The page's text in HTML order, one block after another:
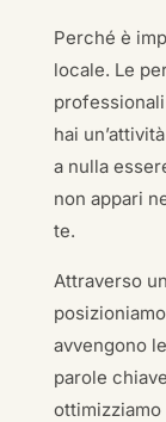
Perché è
locale. Le
hai
a nulla
non appari
te.
Attraverso
avvengono
parole
ottimizziamo